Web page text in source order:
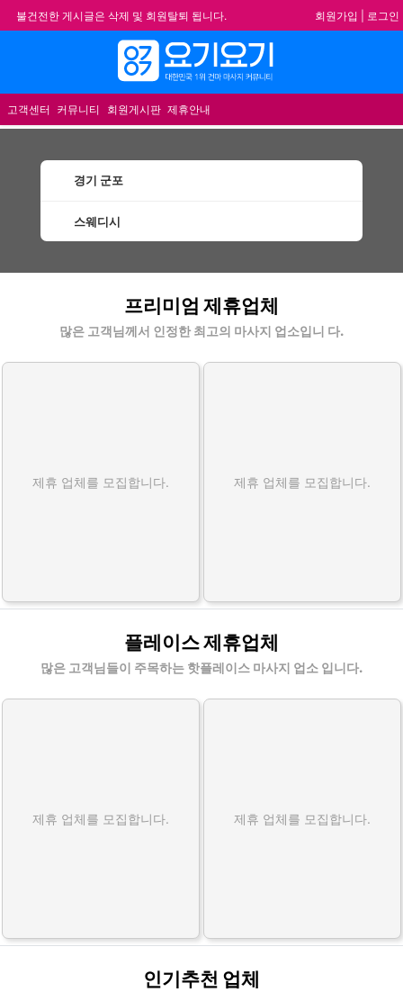
불건전한 게시글은 삭제 및 회원탈퇴 됩니다.
합법적이고 건전한 업체와 광고를 제휴합니다.
★요기요기 설 연휴 휴무 안내★
★ 요기요기 업체회원 안내사항 ★
회원가입 로그인
고객센터 커뮤니티 회원게시판 제휴안내
경기 군포
스웨디시
프리미엄 제휴업체
많은 고객님께서 인정한 최고의 마사지 업소입니 다.
제휴 업체를 모집합니다. 제휴 업체를 모집합니다.
플레이스 제휴업체
많은 고객님들이 주목하는 핫플레이스 마사지 업소 입니다.
제휴 업체를 모집합니다. 제휴 업체를 모집합니다.
인기추천 업체